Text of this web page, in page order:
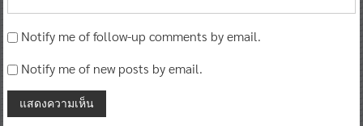
Notify me of follow-up comments by email.
Notify me of new posts by email.